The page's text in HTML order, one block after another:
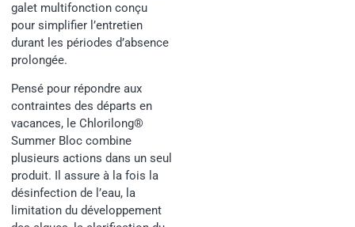
galet multifonction conçu
pour simplifier l’entretien
durant les périodes d’absence
prolongée.
Pensé pour répondre aux
contraintes des départs en
vacances, le Chlorilong®
Summer Bloc combine
plusieurs actions dans un seul
produit. Il assure à la fois la
désinfection de l’eau, la
limitation du développement